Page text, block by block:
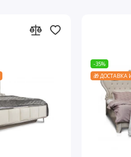
-35%
🎁 ДОСТАВКА